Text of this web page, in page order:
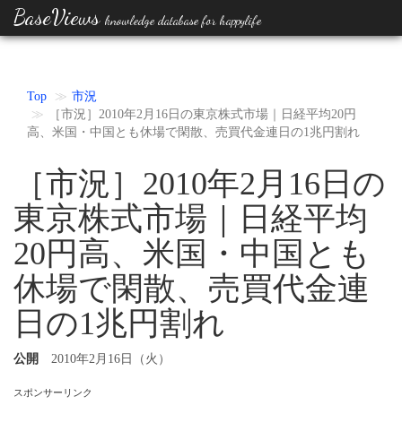
BaseViews knowledge database for happylife
Top
市況
［市況］2010年2月16日の東京株式市場｜日経平均20円
高、米国・中国とも休場で閑散、売買代金連日の1兆円割れ
［市況］2010年2月16日の
東京株式市場｜日経平均
20円高、米国・中国とも
休場で閑散、売買代金連
日の1兆円割れ
公開 2010年2月16日（火）
スポンサーリンク